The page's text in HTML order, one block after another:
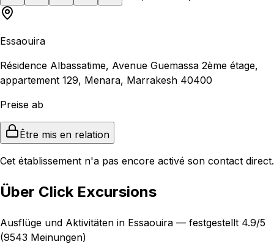
Essaouira
Résidence Albassatime, Avenue Guemassa 2ème étage,
appartement 129, Menara, Marrakesh 40400
Preise ab
Être mis en relation
Cet établissement n'a pas encore activé son contact direct.
Über Click Excursions
Ausflüge und Aktivitäten in Essaouira — festgestellt 4.9/5
(9543 Meinungen)